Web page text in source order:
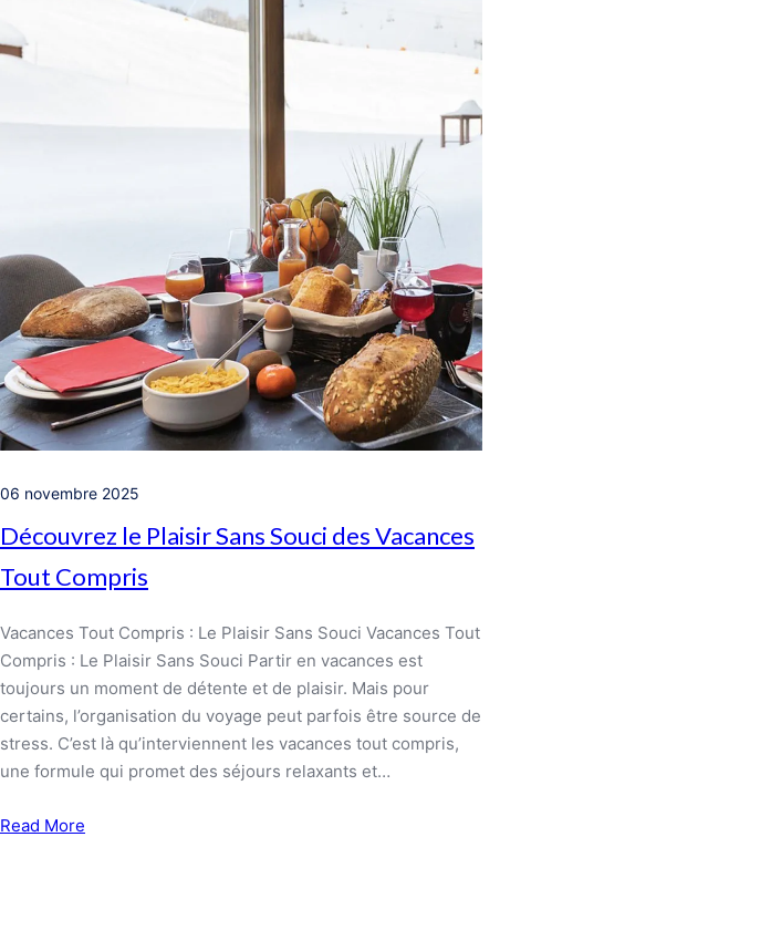
06 novembre 2025
Découvrez le Plaisir Sans Souci des Vacances
Tout Compris
Vacances Tout Compris : Le Plaisir Sans Souci Vacances Tout
Compris : Le Plaisir Sans Souci Partir en vacances est
toujours un moment de détente et de plaisir. Mais pour
certains, l’organisation du voyage peut parfois être source de
stress. C’est là qu’interviennent les vacances tout compris,
une formule qui promet des séjours relaxants et…
Read More